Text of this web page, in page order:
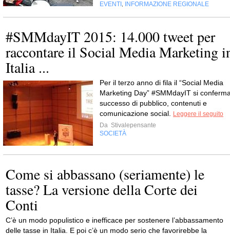
EVENTI
INFORMAZIONE REGIONALE
#SMMdayIT 2015: 14.000 tweet per
raccontare il Social Media Marketing
Italia ...
Per il terzo anno di fila il “Social Media
Marketing Day” #SMMdayIT si
successo di pubblico, contenuti e
comunicazione social.
Leggere il seguito
Da Stivalepensante
SOCIETÀ
Come si abbassano (seriamente) le
tasse? La versione della Corte dei
Conti
C’è un modo populistico e inefficace per sostenere l’abbassamento
delle tasse in Italia. E poi c’è un modo serio che favorirebbe la